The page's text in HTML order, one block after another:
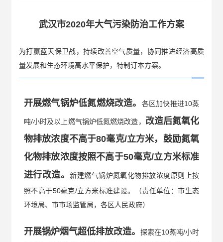
武汉市2020年大气污染防治工作方案
为打赢蓝天保卫战，持续改善空气质量，协同推进经济高质
量发展和生态环境高水平保护，特制订本方案。
开展燃气锅炉低氮燃烧改造。 各区加快推进10蒸
吨/小时及以上燃气锅炉低氮燃烧改造， 改造后氮氧化
物排放浓度不高于80毫克/立方米，鼓励氮氧
化物排放浓度按照不高于50毫克/立方米标准
进行改造。新建燃气锅炉氮氧化物排放浓度原则上按
照不高于50毫克/立方米标准建设。（责任单位：市生态
环境局、市市场监管局，各区人民政府）
开展锅炉烟气超低排放改造。探索在10蒸吨/小时